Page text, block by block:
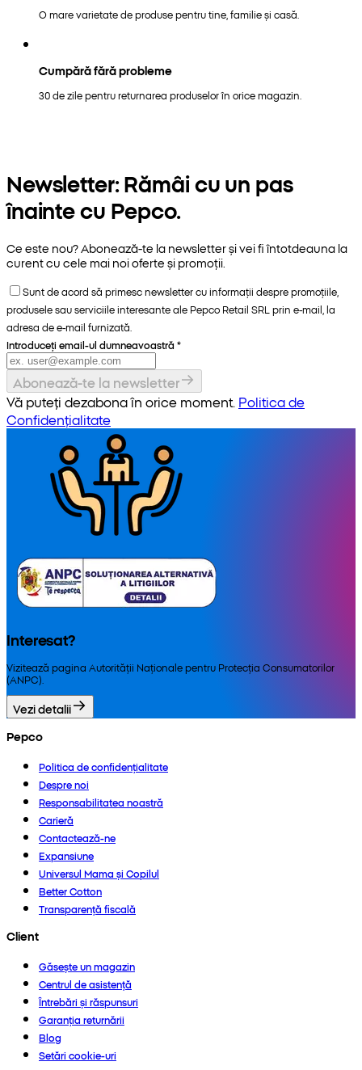
O mare varietate de produse pentru tine, familie și casă.
Cumpără fără probleme
30 de zile pentru returnarea produselor în orice magazin.
Newsletter: Rămâi cu un pas
înainte cu Pepco.
Ce este nou? Abonează-te la newsletter și vei fi întotdeauna la
curent cu cele mai noi oferte și promoții.
Sunt de acord să primesc newsletter cu informații despre promoțiile,
produsele sau serviciile interesante ale Pepco Retail SRL prin e-mail, la
adresa de e-mail furnizată.
Introduceți email-ul dumneavoastră *
Abonează-te la newsletter
Vă puteți dezabona în orice moment. Politica de
Confidențialitate
Interesat?
Vizitează pagina Autorității Naționale pentru Protecția Consumatorilor
(ANPC).
Vezi detalii
Pepco
Politica de confidențialitate
Despre noi
Responsabilitatea noastră
Carieră
Contactează-ne
Expansiune
Universul Mama și Copilul
Better Cotton
Transparență fiscală
Client
Găsește un magazin
Centrul de asistență
Întrebări și răspunsuri
Garanția returnării
Blog
Setări cookie-uri